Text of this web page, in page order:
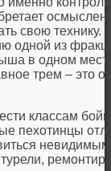
свою
одной из
в одном
трем – это
классам
пехотинцы